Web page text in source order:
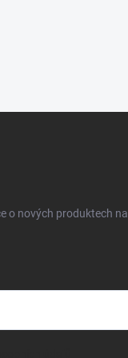
o nových produktech na